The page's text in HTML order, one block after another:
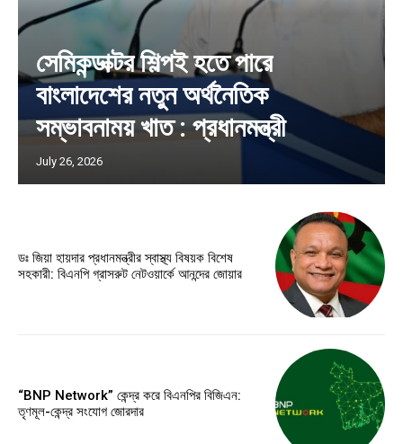
সেমিকন্ডাক্টর শিল্পই হতে পারে
বাংলাদেশের নতুন অর্থনৈতিক
সম্ভাবনাময় খাত : প্রধানমন্ত্রী
July 26, 2026
ডঃ জিয়া হায়দার প্রধানমন্ত্রীর স্বাস্থ্য বিষয়ক বিশেষ
সহকারী: বিএনপি গ্রাসরুট নেটওয়ার্কে আনন্দের জোয়ার
“BNP Network” কেন্দ্র করে বিএনপির বিজিএন:
তৃণমূল-কেন্দ্র সংযোগ জোরদার